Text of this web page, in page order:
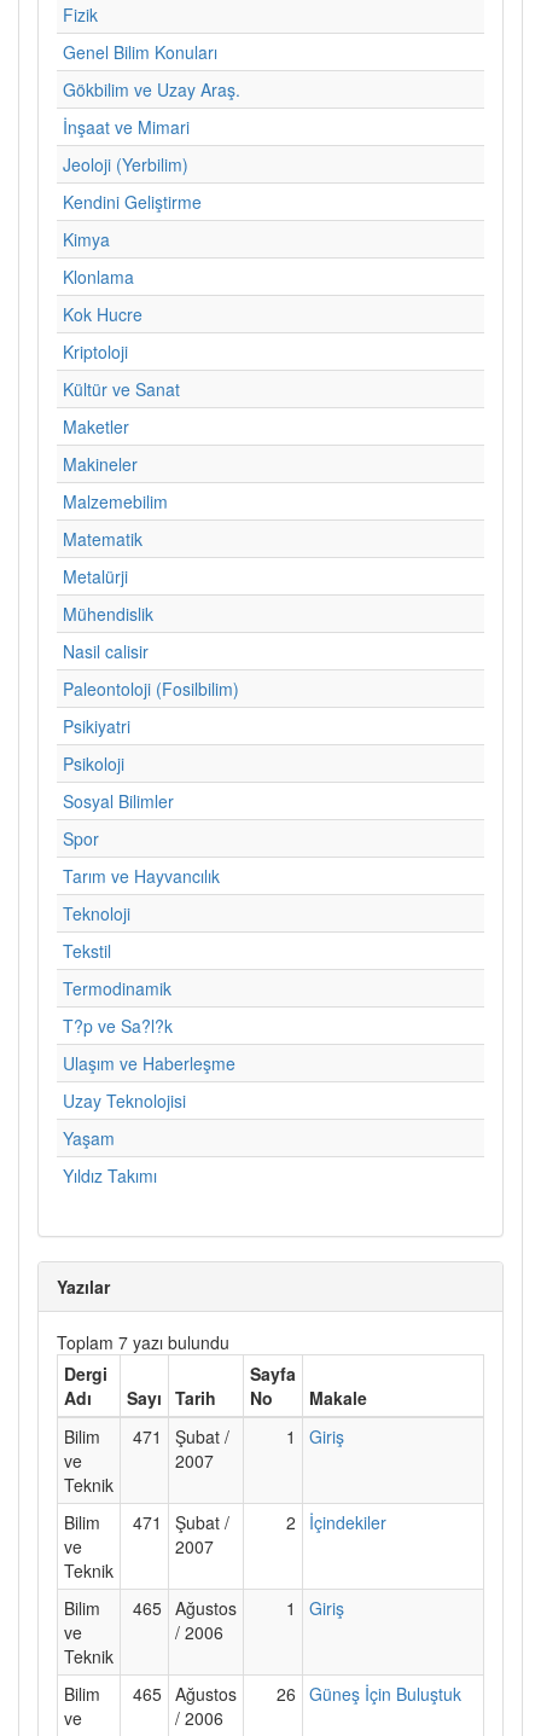
Fizik
Genel Bilim Konuları
Gökbilim ve Uzay Araş.
İnşaat ve Mimari
Jeoloji (Yerbilim)
Kendini Geliştirme
Kimya
Klonlama
Kok Hucre
Kriptoloji
Kültür ve Sanat
Maketler
Makineler
Malzemebilim
Matematik
Metalürji
Mühendislik
Nasil calisir
Paleontoloji (Fosilbilim)
Psikiyatri
Psikoloji
Sosyal Bilimler
Spor
Tarım ve Hayvancılık
Teknoloji
Tekstil
Termodinamik
T?p ve Sa?l?k
Ulaşım ve Haberleşme
Uzay Teknolojisi
Yaşam
Yıldız Takımı
Yazılar
Toplam 7 yazı bulundu
Dergi
Adı
Sayı Tarih
Sayfa
No
Makale
Bilim
ve
Teknik
471
Şubat /
2007
1 Giriş
Bilim
ve
Teknik
471
Şubat /
2007
2 İçindekiler
Bilim
ve
Teknik
465 Ağustos
/ 2006
1 Giriş
Bilim
ve
465 Ağustos
/ 2006
26 Güneş İçin Buluştuk